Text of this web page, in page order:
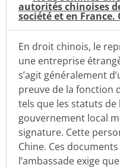
autorités chinoises
société et en
En droit chinois, le
une entreprise
s’agit généralement
preuve de la fonction
tels que les statuts
gouvernement local
signature. Cette
Chine. Ces
l’ambassade exige